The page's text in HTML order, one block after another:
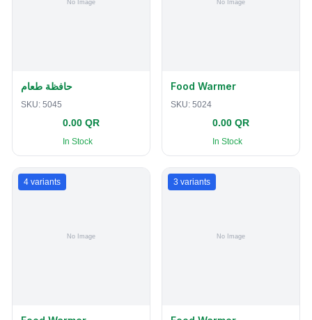
حافظة طعام
SKU: 5045
0.00 QR
In Stock
Food Warmer
SKU: 5024
0.00 QR
In Stock
4 variants 3 variants